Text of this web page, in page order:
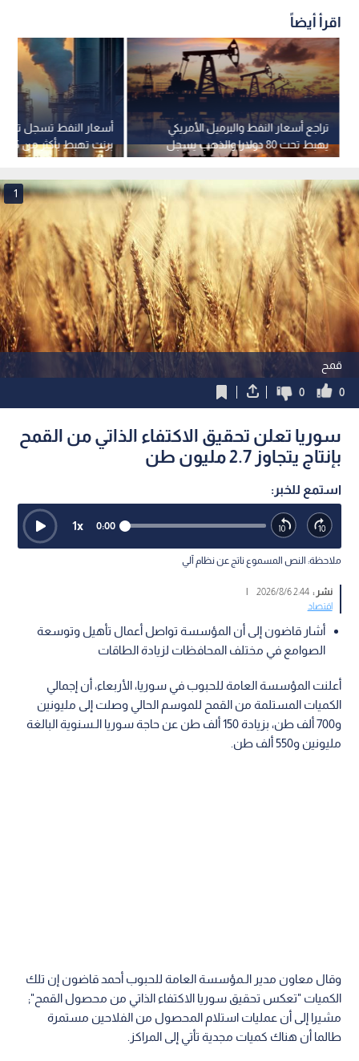
اقرأ أيضاً
أسعار النفط تسجل
برنت تهبط بأكثر من 5%
تراجع أسعار النفط والبرميل الأمريكي
يهبط تحت 80 دولارا والذهب يسجل
ارتفاعا
قمح
1
0
0
سوريا تعلن تحقيق الاكتفاء الذاتي من القمح
بإنتاج يتجاوز 2.7 مليون طن
استمع للخبر:
0:00
1x
ملاحظة: النص المسموع ناتج عن نظام آلي
نشر :2:44 2026/8/6
|
اقتصاد
أشار قاضون إلى أن المؤسسة تواصل أعمال تأهيل وتوسعة
الصوامع في مختلف المحافظات لزيادة الطاقات
أعلنت المؤسسة العامة للحبوب في سوريا، الأربعاء، أن إجمالي
الكميات المستلمة من القمح للموسم الحالي وصلت إلى مليونين
و700 ألف طن، بزيادة 150 ألف طن عن حاجة سوريا الـسنوية البالغة
مليونين و550 ألف طن.
وقال معاون مدير الـمؤسسة العامة للحبوب أحمد قاضون إن تلك
الكميات "تعكس تحقيق سوريا الاكتفاء الذاتي من محصول القمح";
مشيرا إلى أن عمليات استلام المحصول من الفلاحين مستمرة
طالما أن هناك كميات مجدية تأتي إلى المراكز.